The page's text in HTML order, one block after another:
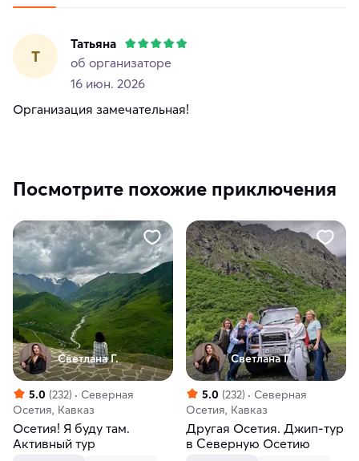
Т
Татьяна
об организаторе
16 июн. 2026
Организация замечательная!
Посмотрите похожие приключения
Светлана Г.
5.0 (232)
Северная
Осетия, Кавказ
Осетия! Я буду там.
Активный тур
Светлана Г.
5.0 (232)
Северная
Осетия, Кавказ
Другая Осетия. Джип-тур
в Северную Осетию